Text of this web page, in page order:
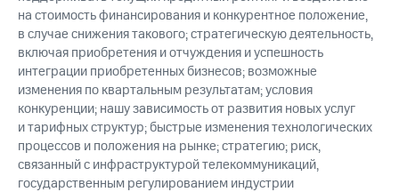
на стоимость финансирования и конкурентное положение,
в случае снижения такового; стратегическую деятельность,
включая приобретения и отчуждения и успешность
интеграции приобретенных бизнесов; возможные
изменения по квартальным результатам; условия
конкуренции; нашу зависимость от развития новых услуг
и тарифных структур; быстрые изменения технологических
процессов и положения на рынке; стратегию; риск,
связанный с инфраструктурой телекоммуникаций,
государственным регулированием индустрии